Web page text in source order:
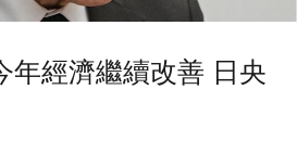
年經濟繼續改善 日央